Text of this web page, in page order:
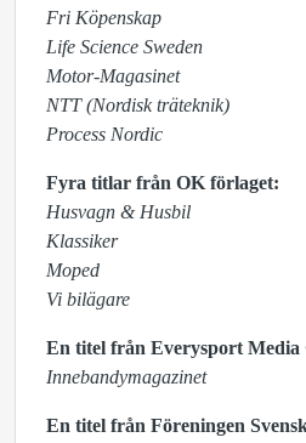
Fri Köpenskap
Life Science Sweden
Motor-Magasinet
NTT (Nordisk träteknik)
Process Nordic
Fyra titlar från OK förlaget:
Husvagn & Husbil
Klassiker
Moped
Vi bilägare
En titel från Everysport Media
Innebandymagazinet
En titel från Föreningen